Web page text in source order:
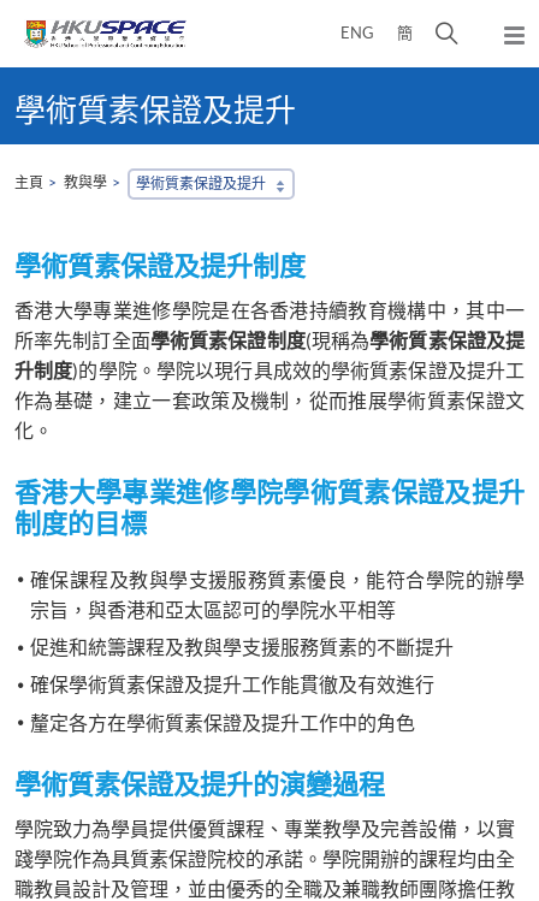
ENG 簡
開
彈
出
單
content
start學術質素保證及提升
主頁 教與學 學術質素保證及提升
學術質素保證及提升制度
香港大學專業進修學院是在各香港持續教育機構中，其中一
所率先制訂全面學術質素保證制度(現稱為學術質素保證及提
升制度)的學院。學院以現行具成效的學術質素保證及提升工
作為基礎，建立一套政策及機制，從而推展學術質素保證文
化。
香港大學專業進修學院學術質素保證及提升
制度的目標
確保課程及教與學支援服務質素優良，能符合學院的辦學
宗旨，與香港和亞太區認可的學院水平相等
促進和統籌課程及教與學支援服務質素的不斷提升
確保學術質素保證及提升工作能貫徹及有效進行
釐定各方在學術質素保證及提升工作中的角色
學術質素保證及提升的演變過程
學院致力為學員提供優質課程、專業教學及完善設備，以實
踐學院作為具質素保證院校的承諾。學院開辦的課程均由全
職教員設計及管理，並由優秀的全職及兼職教師團隊擔任教